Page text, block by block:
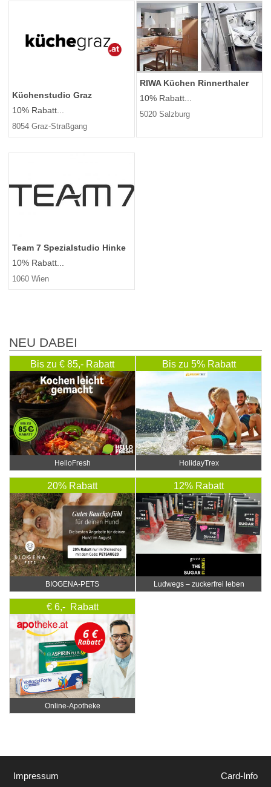
Küchenstudio Graz
10% Rabatt...
8054 Graz-Straßgang
RIWA Küchen Rinnerthaler
10% Rabatt...
5020 Salzburg
Team 7 Spezialstudio Hinke
10% Rabatt...
1060 Wien
NEU DABEI
Bis zu € 85,- Rabatt
HelloFresh
Bis zu 5% Rabatt
HolidayTrex
20% Rabatt
BIOGENA-PETS
12% Rabatt
Ludwegs – zuckerfrei leben
€ 6,- Rabatt
Online‑Apotheke
Impressum Card-Info